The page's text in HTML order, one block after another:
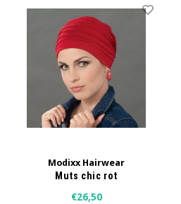
Modixx Hairwear
Muts chic rot
€26,50